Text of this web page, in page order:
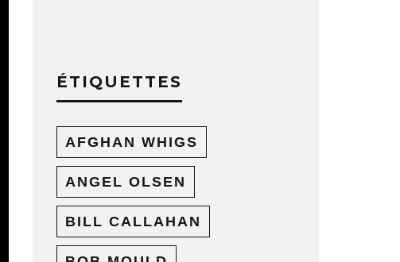
ÉTIQUETTES
AFGHAN WHIGS
ANGEL OLSEN
BILL CALLAHAN